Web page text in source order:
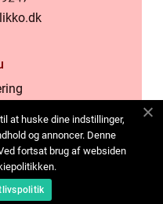
oss
at huske dine indstillinger,
og annoncer. Denne
fortsat brug af websiden